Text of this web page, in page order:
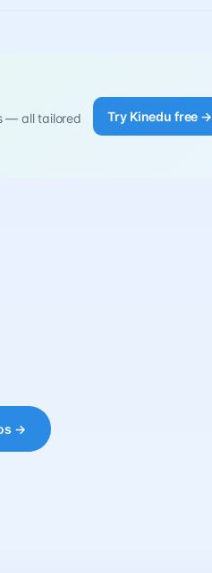
— all tailored
Try Kinedu free →
→